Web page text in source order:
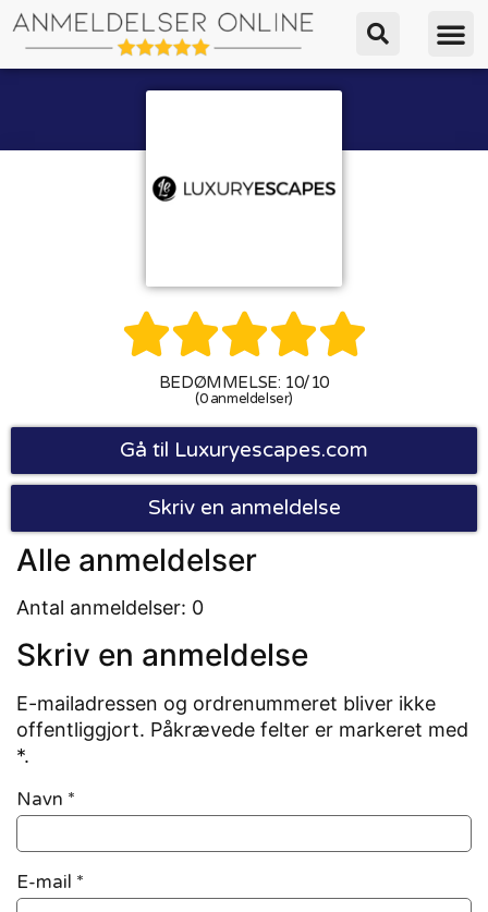

BEDØMMELSE: 10/10
(0 anmeldelser)
Gå til Luxuryescapes.com
Skriv en anmeldelse
Alle anmeldelser
Antal anmeldelser: 0
Skriv en anmeldelse
E-mailadressen og ordrenummeret bliver ikke
offentliggjort. Påkrævede felter er markeret med
*.
Navn *
E-mail *